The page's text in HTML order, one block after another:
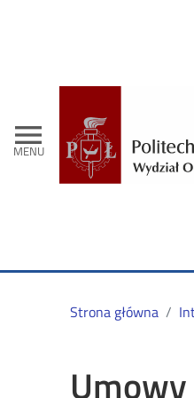
menu
MENU
Strona główna